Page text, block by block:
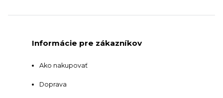
Informácie pre zákazníkov
Ako nakupovať
Doprava